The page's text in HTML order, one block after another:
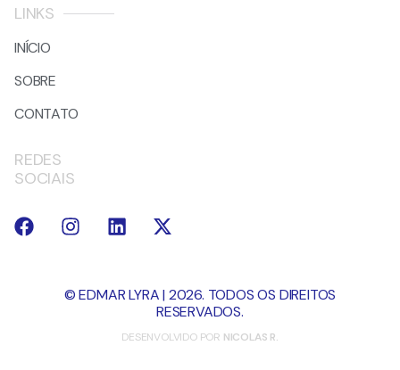
LINKS
INÍCIO
SOBRE
CONTATO
REDES
SOCIAIS
© EDMAR LYRA | 2026. TODOS OS DIREITOS
RESERVADOS.
DESENVOLVIDO POR NICOLAS R.